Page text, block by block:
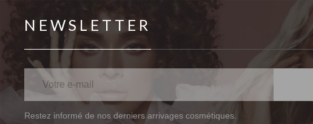
NEWSLETTER
Restez informé de nos derniers arrivages cosmétiques.